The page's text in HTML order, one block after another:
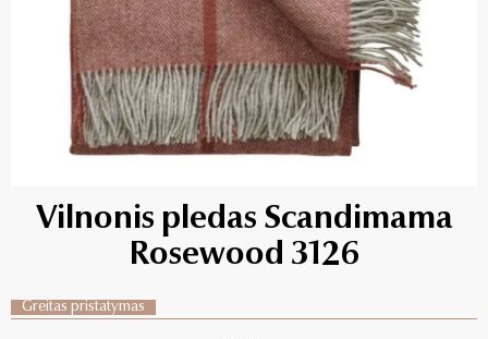
Vilnonis pledas Scandimama
Rosewood 3126
Greitas pristatymas